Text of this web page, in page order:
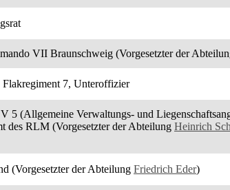
VII Braunschweig (Vorgesetzter der
7, Unteroffizier
5 (Allgemeine Verwaltungs- und
des RLM (Vorgesetzter der Abteilung Heinrich
(Vorgesetzter der Abteilung Friedrich Eder)